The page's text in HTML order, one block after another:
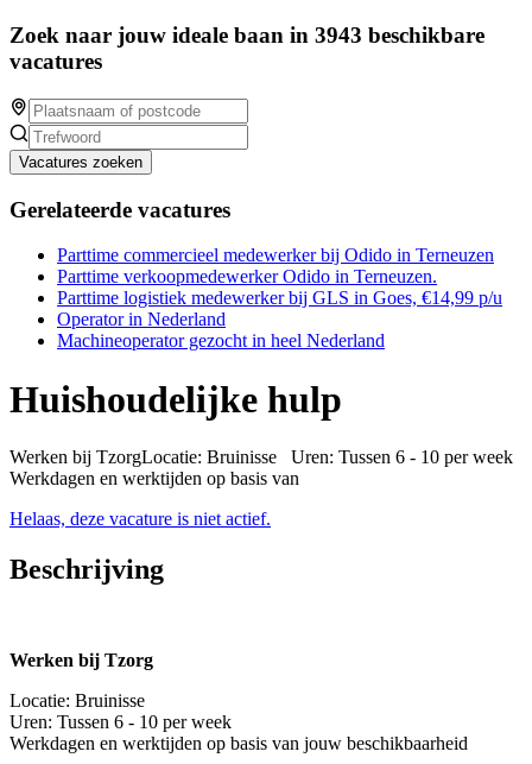
Zoek naar jouw ideale baan in 3943 beschikbare
vacatures
Vacatures zoeken
Gerelateerde vacatures
Parttime commercieel medewerker bij Odido in Terneuzen
Parttime verkoopmedewerker Odido in Terneuzen.
Parttime logistiek medewerker bij GLS in Goes, €14,99 p/u
Operator in Nederland
Machineoperator gezocht in heel Nederland
Huishoudelijke hulp
Werken bij TzorgLocatie: Bruinisse Uren: Tussen 6 - 10 per week
Werkdagen en werktijden op basis van
Helaas, deze vacature is niet actief.
Beschrijving
Werken bij Tzorg
Locatie: Bruinisse
Uren: Tussen 6 - 10 per week
Werkdagen en werktijden op basis van jouw beschikbaarheid